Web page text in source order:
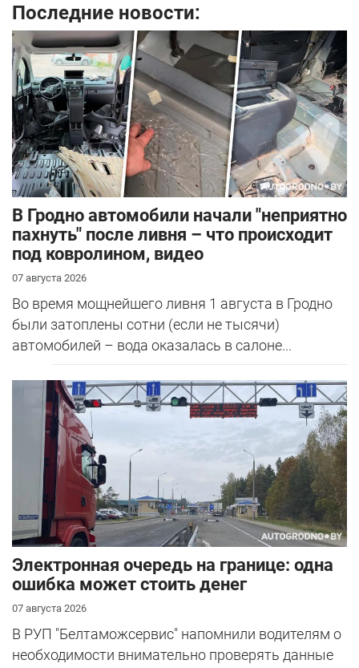
Последние новости:
В Гродно автомобили начали "неприятно
пахнуть" после ливня – что происходит
под ковролином, видео
07 августа 2026
Во время мощнейшего ливня 1 августа в Гродно
были затоплены сотни (если не тысячи)
автомобилей – вода оказалась в салоне...
Электронная очередь на границе: одна
ошибка может стоить денег
07 августа 2026
В РУП "Белтаможсервис" напомнили водителям о
необходимости внимательно проверять данные